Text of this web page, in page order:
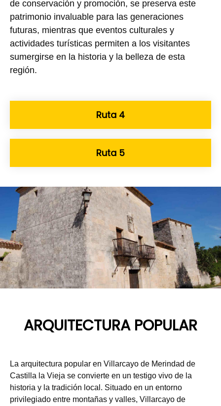
de conservación y promoción, se preserva este
patrimonio invaluable para las generaciones
futuras, mientras que eventos culturales y
actividades turísticas permiten a los visitantes
sumergirse en la historia y la belleza de esta
región.
Ruta 4
Ruta 5
ARQUITECTURA POPULAR
La arquitectura popular en Villarcayo de Merindad de
Castilla la Vieja se convierte en un testigo vivo de la
historia y la tradición local. Situado en un entorno
privilegiado entre montañas y valles, Villarcayo de